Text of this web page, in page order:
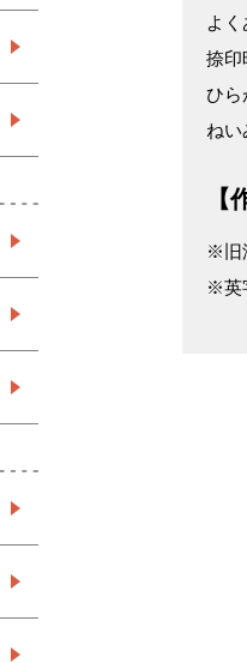
よ
捺印
ひら
ね
【
※旧
※英